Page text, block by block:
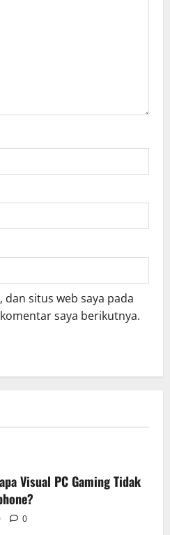
dan situs web saya pada
saya berikutnya.
Visual PC Gaming Tidak
0